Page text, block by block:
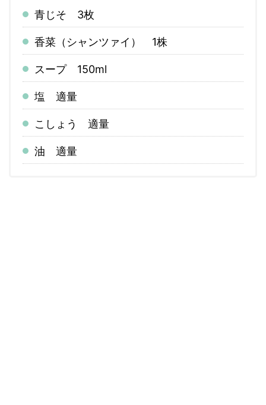
青じそ 3枚
香菜（シャンツァイ） 1株
スープ 150ml
塩 適量
こしょう 適量
油 適量